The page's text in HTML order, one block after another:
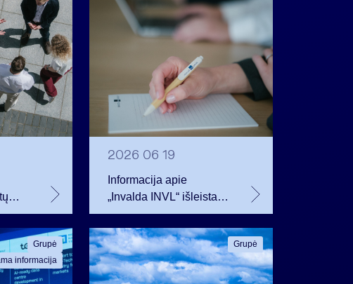
2026 06 19
Informacija apie
„Invalda INVL“ išleistas
akcijas ir suteikiamus
balsus nuo 2026 m.
birželio 19 d
Grupė
informacija
Grupė